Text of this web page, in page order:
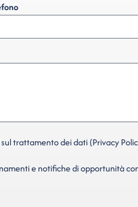
trattamento dei dati (Privacy
e notifiche di opportunità